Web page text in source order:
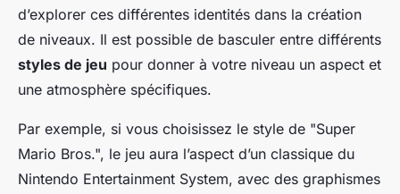
d’explorer ces différentes identités dans la création
de niveaux. Il est possible de basculer entre différents
styles de jeu pour donner à votre niveau un aspect et
une atmosphère spécifiques.
Par exemple, si vous choisissez le style de "Super
Mario Bros.", le jeu aura l’aspect d’un classique du
Nintendo Entertainment System, avec des graphismes